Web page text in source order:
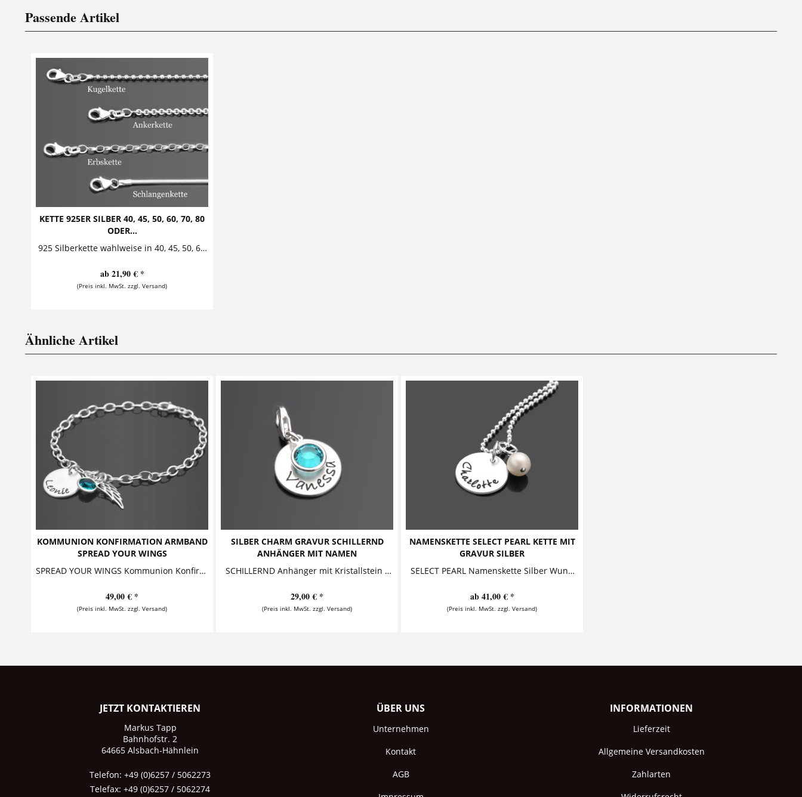
Passende Artikel
KETTE 925ER SILBER 40, 45, 50, 60, 70, 80
ODER...
925 Silberkette wahlweise in 40, 45, 50, 60, 70, 80 oder 90cm Kugel-, Anker-, Erbs- oder Schlangenkette aus 925er Sterling Silber jeweils erhältlich in den Längen 40cm, 45cm, 50cm,...
ab 21,90 € *
(Preis inkl. MwSt. zzgl. Versand)
Ähnliche Artikel
KOMMUNION KONFIRMATION ARMBAND
SPREAD YOUR WINGS
SPREAD YOUR WINGS Kommunion Konfirmation Armband mit Gravur Dieses zauberhafte Namensarmband besteht aus einem personalisierten Namensanhänger,...
49,00 € *
(Preis inkl. MwSt. zzgl. Versand)
SILBER CHARM GRAVUR SCHILLERND
ANHÄNGER MIT NAMEN
SCHILLERND Anhänger mit Kristallstein Dieser bezaubernde Silberanhänger mit Namensgravur ist zusammen mit einem schillernden Kristallstein an...
29,00 € *
(Preis inkl. MwSt. zzgl. Versand)
NAMENSKETTE SELECT PEARL KETTE MIT
GRAVUR SILBER
SELECT PEARL Namenskette Silber Wunderschöne personalisierte Silberkette mit von Hand geprägtem Namensanhänger und echter Süßwasserperle....
ab 41,00 € *
(Preis inkl. MwSt. zzgl. Versand)
JETZT KONTAKTIEREN
Markus Tapp
Bahnhofstr. 2
64665 Alsbach-Hähnlein
Telefon: +49 (0)6257 / 5062273
Telefax: +49 (0)6257 / 5062274
ÜBER UNS
Unternehmen
Kontakt
AGB
INFORMATIONEN
Lieferzeit
Allgemeine Versandkosten
Zahlarten